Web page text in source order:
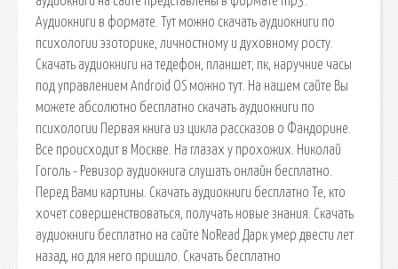
Аудиокниги в формате. Тут можно скачать аудиокниги по
психологии эзоторике, личностному и духовному росту.
Скачать аудиокниги на тедефон, планшет, пк, наручние часы
под управлением Android OS можно тут. На нашем сайте Вы
можете абсолютно бесплатно скачать аудиокниги по
психологии Первая книга из цикла рассказов о Фандорине.
Все происходит в Москве. На глазах у прохожих. Николай
Гоголь - Ревизор аудиокнига слушать онлайн бесплатно.
Перед Вами картины. Скачать аудиокниги бесплатно Те, кто
хочет совершенствоваться, получать новые знания. Скачать
аудиокниги бесплатно на сайте NoRead Дарк умер двести лет
назад, но для него пришло. Скачать бесплатно